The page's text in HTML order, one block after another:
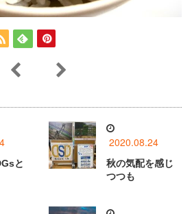
と
2020.08.24
秋の気配を感じ
つつも